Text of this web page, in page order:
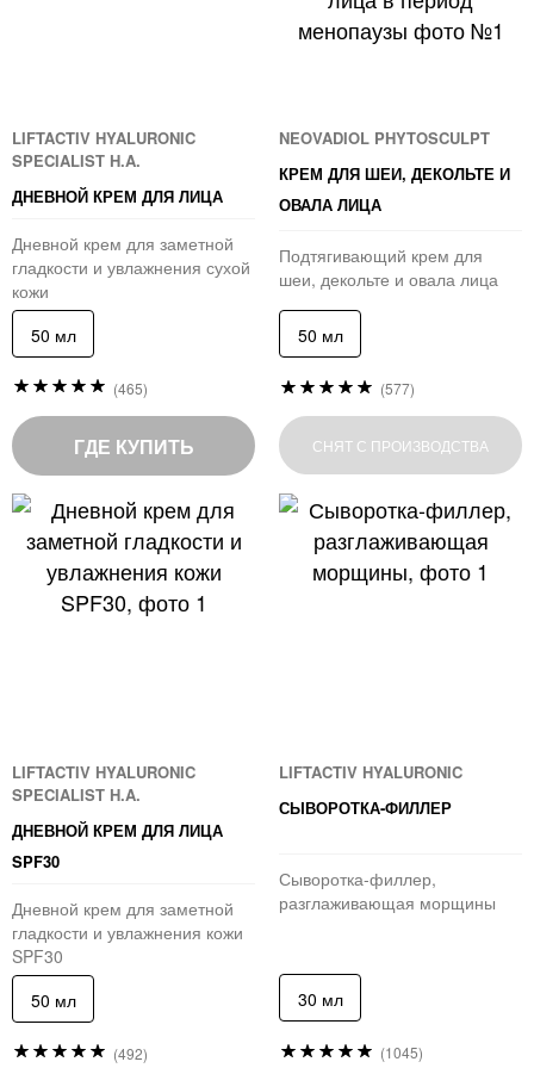
LIFTACTIV HYALURONIC
SPECIALIST H.A.
ДНЕВНОЙ КРЕМ ДЛЯ ЛИЦА
Дневной крем для заметной
гладкости и увлажнения сухой
кожи
50 мл
Рейтинг:
of
100
(465)
ГДЕ КУПИТЬ
NEOVADIOL PHYTOSCULPT
КРЕМ ДЛЯ ШЕИ, ДЕКОЛЬТЕ И
ОВАЛА ЛИЦА
Подтягивающий крем для
шеи, декольте и овала лица
50 мл
Рейтинг:
of
100
(577)
СНЯТ С ПРОИЗВОДСТВА
LIFTACTIV HYALURONIC
SPECIALIST H.A.
ДНЕВНОЙ КРЕМ ДЛЯ ЛИЦА
SPF30
Дневной крем для заметной
гладкости и увлажнения кожи
SPF30
50 мл
Рейтинг: (492)
LIFTACTIV HYALURONIC
СЫВОРОТКА-ФИЛЛЕР
Сыворотка-филлер,
разглаживающая морщины
30 мл
Рейтинг: (1045)